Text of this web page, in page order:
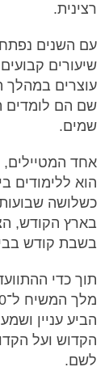
רצינית.
עם השנים
שיעורים
עוצרים במהלך
שם הם לומדים
שמים.
אחד
הוא ללימודים
כשלושה
בארץ הקודש,
בשבת קודש
תוך כדי
הביע עניין
הקדוש ועל
לשם.